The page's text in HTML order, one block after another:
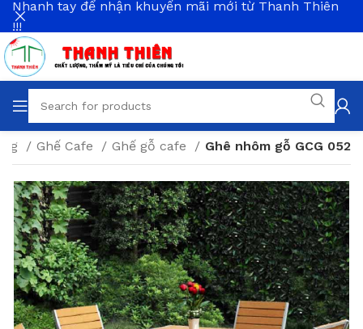
Ghế Cafe Ghế gỗ cafe Ghê nhôm gỗ GCG 052
Nhanh tay để nhận khuyến mãi mới từ Thanh Thiên
!!!